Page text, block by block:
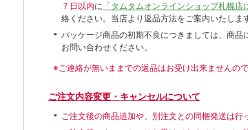
７日以内に 「タムタムオンラインショップ札幌店
絡ください。当店より返品方法をご案内いたします
パッケージ商品の初期不良につきましては、商品
お問い合わせください。
※ご連絡が無いままでの返品はお受け出来ませんので
ご注文内容変更・キャンセルについて
ご注文後の商品追加や、別注文との同梱発送は行